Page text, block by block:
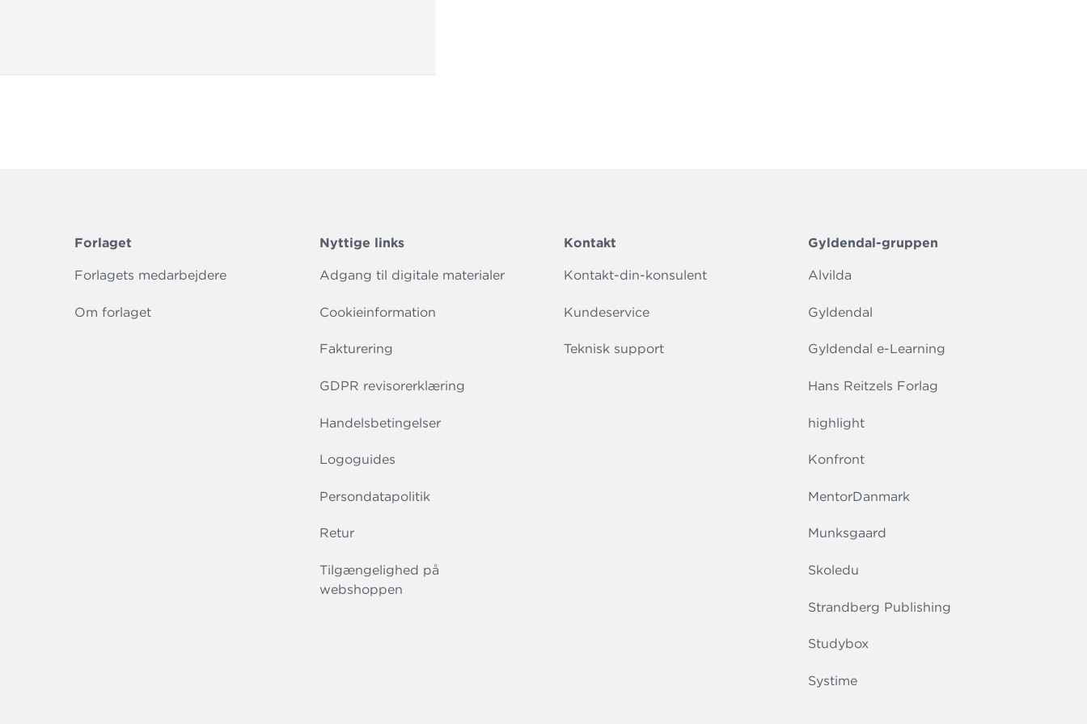
Forlaget
Forlagets medarbejdere
Om forlaget
Nyttige links
Adgang til digitale materialer
Cookieinformation
Fakturering
GDPR revisorerklæring
Handelsbetingelser
Logoguides
Persondatapolitik
Retur
Tilgængelighed på
webshoppen
Kontakt
Kontakt-din-konsulent
Kundeservice
Teknisk support
Gyldendal-gruppen
Alvilda
Gyldendal
Gyldendal e-Learning
Hans Reitzels Forlag
highlight
Konfront
MentorDanmark
Munksgaard
Skoledu
Strandberg Publishing
Studybox
Systime